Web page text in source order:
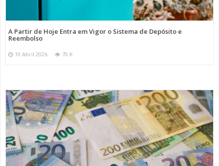
A Partir de Hoje Entra em Vigor o Sistema de Depósito e
Reembolso
10 Abril 2026 70 K